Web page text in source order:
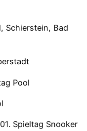
Schierstein, Bad
Pool
Spieltag Snooker